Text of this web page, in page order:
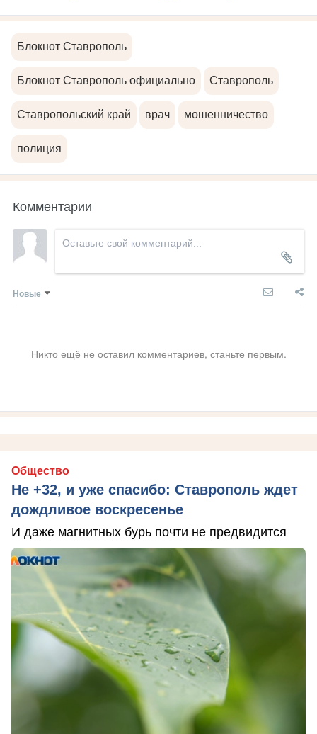
Блокнот Ставрополь
Блокнот Ставрополь официально Ставрополь
Ставропольский край врач мошенничество
полиция
Комментарии
Новые
Никто ещё не оставил комментариев, станьте первым.
Общество
Не +32, и уже спасибо: Ставрополь ждет
дождливое воскресенье
И даже магнитных бурь почти не предвидится